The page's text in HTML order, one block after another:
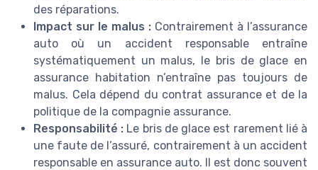
des réparations.
Impact sur le malus : Contrairement à l’assurance
auto où un accident responsable entraîne
systématiquement un malus, le bris de glace en
assurance habitation n’entraîne pas toujours de
malus. Cela dépend du contrat assurance et de la
politique de la compagnie assurance.
Responsabilité : Le bris de glace est rarement lié à
une faute de l’assuré, contrairement à un accident
responsable en assurance auto. Il est donc souvent